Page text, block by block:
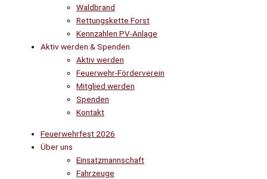
Waldbrand
Rettungskette Forst
Kennzahlen PV-Anlage
Aktiv werden & Spenden
Aktiv werden
Feuerwehr-Förderverein
Mitglied werden
Spenden
Kontakt
Feuerwehrfest 2026
Über uns
Einsatzmannschaft
Fahrzeuge